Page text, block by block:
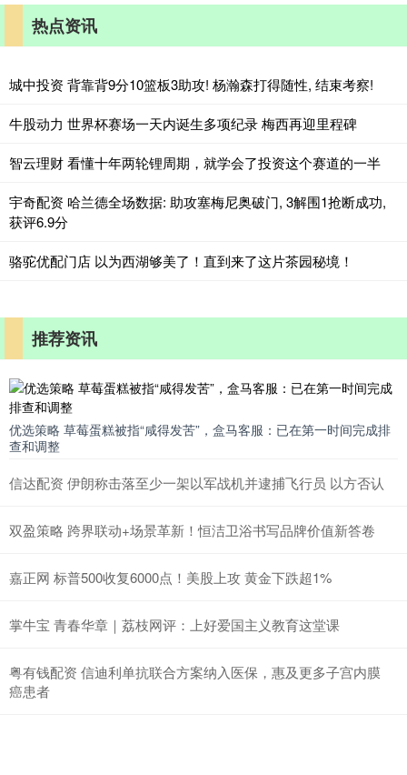
热点资讯
城中投资 背靠背9分10篮板3助攻! 杨瀚森打得随性, 结束考察!
牛股动力 世界杯赛场一天内诞生多项纪录 梅西再迎里程碑
智云理财 看懂十年两轮锂周期，就学会了投资这个赛道的一半
宇奇配资 哈兰德全场数据: 助攻塞梅尼奥破门, 3解围1抢断成功,
获评6.9分
骆驼优配门店 以为西湖够美了！直到来了这片茶园秘境！
推荐资讯
优选策略 草莓蛋糕被指“咸得发苦”，盒马客服：已在第一时间完成排
查和调整
信达配资 伊朗称击落至少一架以军战机并逮捕飞行员 以方否认
双盈策略 跨界联动+场景革新！恒洁卫浴书写品牌价值新答卷
嘉正网 标普500收复6000点！美股上攻 黄金下跌超1%
掌牛宝 青春华章｜荔枝网评：上好爱国主义教育这堂课
粤有钱配资 信迪利单抗联合方案纳入医保，惠及更多子宫内膜
癌患者